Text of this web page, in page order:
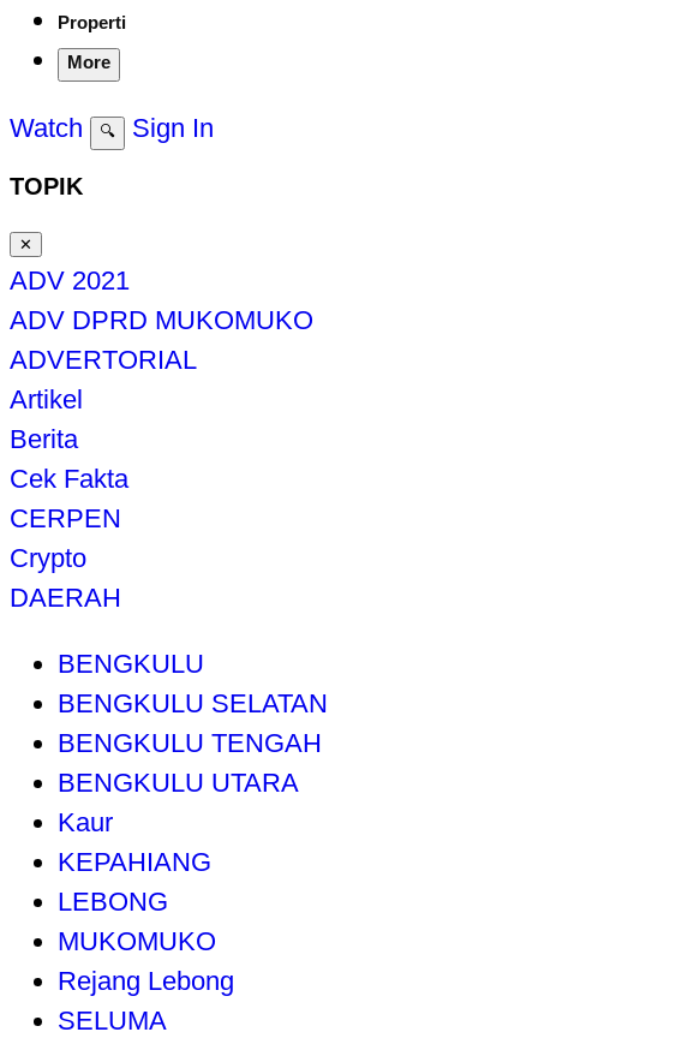
Properti
More
Watch 🔍 Sign In
TOPIK
✕
ADV 2021
ADV DPRD MUKOMUKO
ADVERTORIAL
Artikel
Berita
Cek Fakta
CERPEN
Crypto
DAERAH
BENGKULU
BENGKULU SELATAN
BENGKULU TENGAH
BENGKULU UTARA
Kaur
KEPAHIANG
LEBONG
MUKOMUKO
Rejang Lebong
SELUMA